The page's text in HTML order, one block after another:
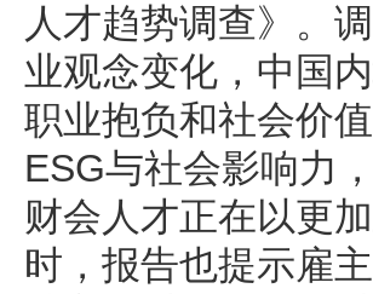
人才趋势调查》。
业观念变化，中国
职业抱负和社会价
ESG与社会影响力
财会人才正在以更
时，报告也提示雇